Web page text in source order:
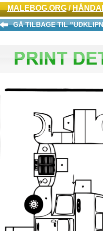
MALEBOG.ORG/
GÅ TILBAGE TIL